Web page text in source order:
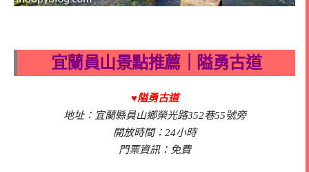
宜蘭員山景點推薦｜隘勇古道
♥隘勇古道
地址：宜蘭縣員山鄉榮光路352巷55號旁
開放時間：24小時
門票資訊：免費